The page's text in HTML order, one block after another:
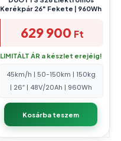
Kerékpár 26″ Fekete | 960Wh
629 900 Ft
LIMITÁLT ÁR a készlet erejéig!
45km/h | 50-150km | 150kg
| 26″ | 48V/20Ah | 960Wh
Kosárba teszem